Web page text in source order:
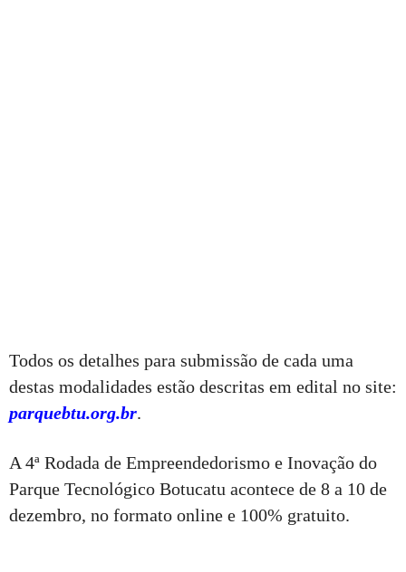
Todos os detalhes para submissão de cada uma
destas modalidades estão descritas em edital no site:
parquebtu.org.br.
A 4ª Rodada de Empreendedorismo e Inovação do
Parque Tecnológico Botucatu acontece de 8 a 10 de
dezembro, no formato online e 100% gratuito.